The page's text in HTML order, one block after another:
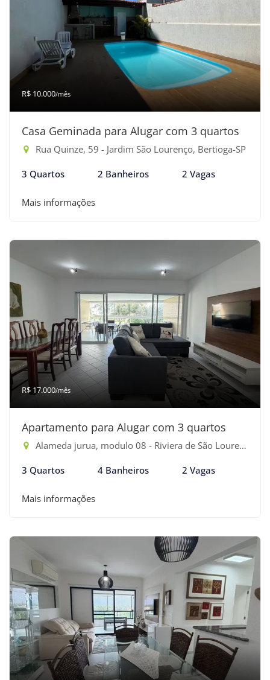
R$ 10.000/mês
Casa Geminada para Alugar com 3 quartos
Rua Quinze, 59 - Jardim São Lourenço, Bertioga-SP
3 Quartos 2 Banheiros 2 Vagas
Mais informações
R$ 17.000/mês
Apartamento para Alugar com 3 quartos
Alameda jurua, modulo 08 - Riviera de São Lourenço, Bertioga-SP
3 Quartos 4 Banheiros 2 Vagas
Mais informações